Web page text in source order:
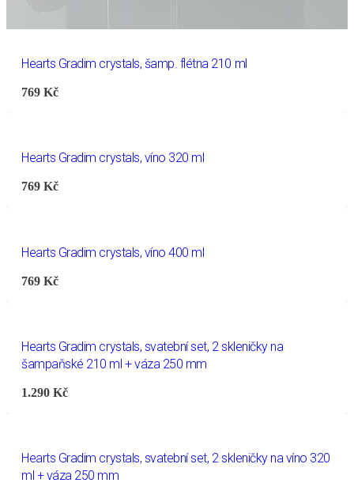
Hearts Gradim crystals, šamp. flétna 210 ml
769Kč
Hearts Gradim crystals, víno 320 ml
769Kč
Hearts Gradim crystals, víno 400 ml
769Kč
Hearts Gradim crystals, svatební set, 2 skleničky na
šampaňské 210 ml + váza 250 mm
1.290Kč
Hearts Gradim crystals, svatební set, 2 skleničky na víno 320
ml + váza 250 mm